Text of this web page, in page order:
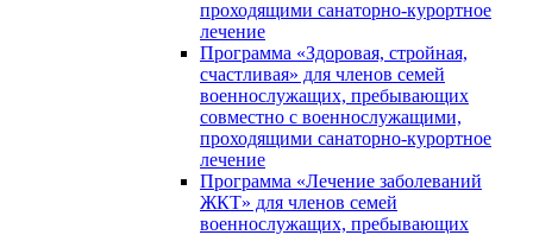
проходящими санаторно-курортное
лечение
Программа «Здоровая, стройная,
счастливая» для членов семей
военнослужащих, пребывающих
совместно с военнослужащими,
проходящими санаторно-курортное
лечение
Программа «Лечение заболеваний
ЖКТ» для членов семей
военнослужащих, пребывающих